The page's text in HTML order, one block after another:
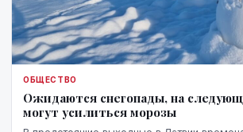
ОБЩЕСТВО
Ожидаются снегопады, на
могут усилиться морозы